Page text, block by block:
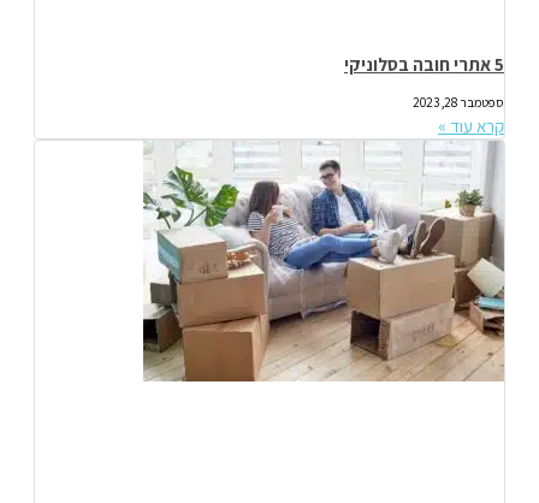
5 אתרי חובה בסלוניקי
ספטמבר 28, 2023
קרא עוד »